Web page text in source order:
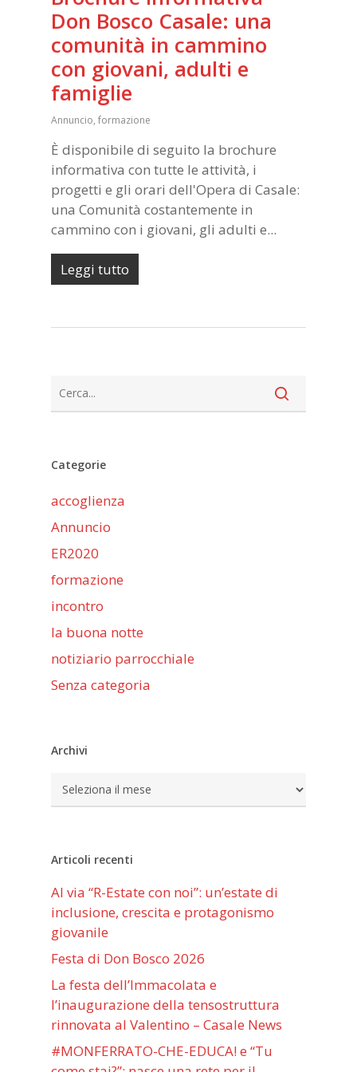
Don Bosco Casale: una
comunità in cammino
con giovani, adulti e
famiglie
Annuncio, formazione
È disponibile di seguito la brochure
informativa con tutte le attività, i
progetti e gli orari dell'Opera di Casale:
una Comunità costantemente in
cammino con i giovani, gli adulti e...
Leggi tutto
Categorie
accoglienza
Annuncio
ER2020
formazione
incontro
la buona notte
notiziario parrocchiale
Senza categoria
Archivi
Archivi
Articoli recenti
Al via “R-Estate con noi”: un’estate di
inclusione, crescita e protagonismo
giovanile
Festa di Don Bosco 2026
La festa dell’Immacolata e
l’inaugurazione della tensostruttura
rinnovata al Valentino – Casale News
#MONFERRATO-CHE-EDUCA! e “Tu